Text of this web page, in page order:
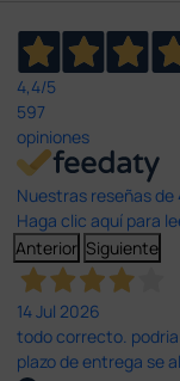
4,4/5
597
opiniones
Nuestras reseñas de
Haga clic aquí para
Anterior Siguiente
14 Jul 2026
todo correcto.
plazo de entrega se